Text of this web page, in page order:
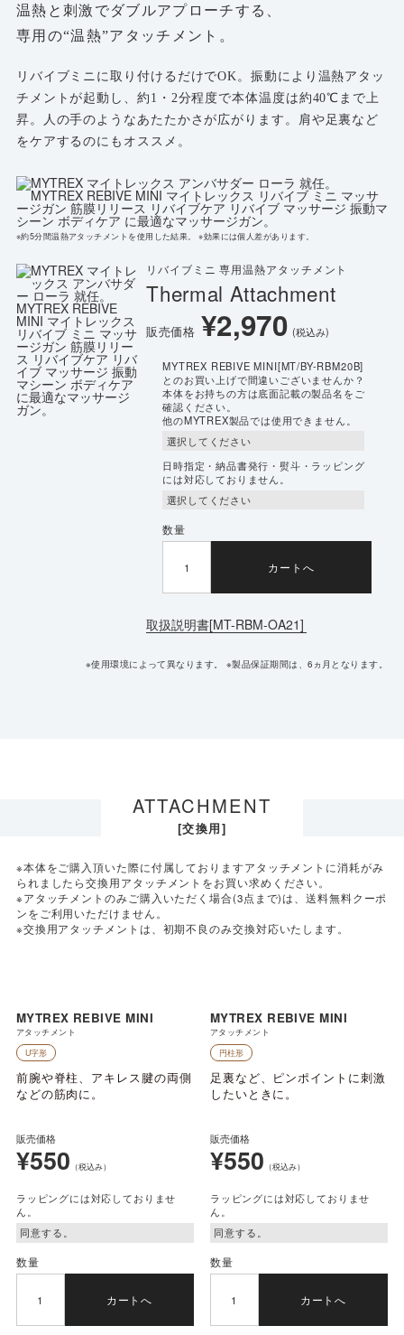
温熱と刺激でダブルアプローチする、
専用の“温熱”アタッチメント。
リバイブミニに取り付けるだけでOK。振動により温熱アタッ
チメントが起動し、約1・2分程度で本体温度は約40℃まで上
昇。人の手のようなあたたかさが広がります。肩や足裏など
をケアするのにもオススメ。
※約5分間温熱アタッチメントを使用した結果。 ※効果には個人差があります。
リバイブミニ 専用温熱アタッチメント
Thermal Attachment
販売価格 ¥2,970 (税込み)
MYTREX REBIVE MINI[MT/BY-RBM20B]
とのお買い上げで間違いございませんか？
本体をお持ちの方は底面記載の製品名をご
確認ください。
他のMYTREX製品では使用できません。
日時指定・納品書発行・熨斗・ラッピング
には対応しておりません。
数量
カートへ
取扱説明書[MT-RBM-OA21]
※使用環境によって異なります。 ※製品保証期間は、6ヵ月となります。
ATTACHMENT
[交換用]
※本体をご購入頂いた際に付属しておりますアタッチメントに消耗がみ
られましたら交換用アタッチメントをお買い求めください。
※アタッチメントのみご購入いただく場合(3点まで)は、送料無料クーポ
ンをご利用いただけません。
※交換用アタッチメントは、初期不良のみ交換対応いたします。
MYTREX REBIVE MINI
アタッチメント
U字形
前腕や脊柱、アキレス腱の両側
などの筋肉に。
販売価格
¥550 （税込み）
ラッピングには対応しておりませ
ん。
数量
カートへ
MYTREX REBIVE MINI
アタッチメント
円柱形
足裏など、ピンポイントに刺激
したいときに。
販売価格
¥550 （税込み）
ラッピングには対応しておりませ
ん。
数量
カートへ